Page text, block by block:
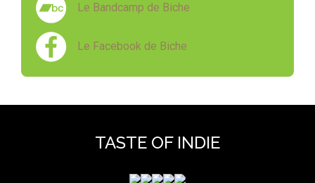
Le Bandcamp de Biche
Le Facebook de Biche
TASTE OF INDIE